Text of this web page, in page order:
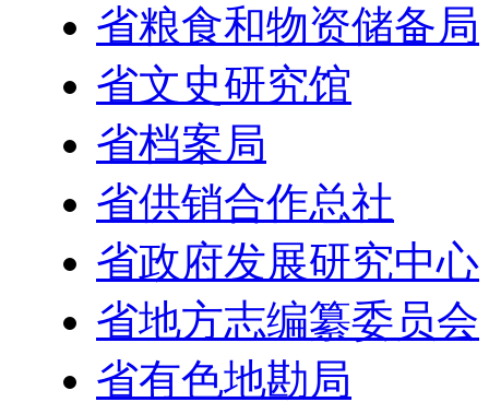
省粮食和物资储备局
省文史研究馆
省档案局
省供销合作总社
省政府发展研究中心
省地方志编纂委员会
省有色地勘局